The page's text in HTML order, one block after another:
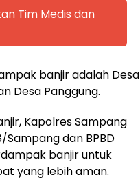
Tim Medis dan
banjir adalah Desa
Desa Panggung.
Kapolres Sampang
dan BPBD
banjir untuk
yang lebih aman.